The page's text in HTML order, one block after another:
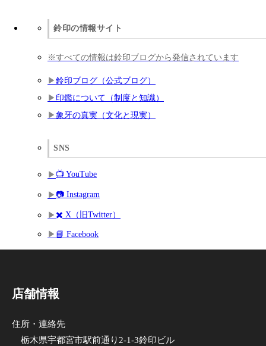
鈴印の情報サイト
※すべての情報は鈴印ブログから発信されています
鈴印ブログ（公式ブログ）
印鑑について（制度と知識）
象牙の真実（文化と現実）
SNS
📺 YouTube
📷 Instagram
✖️ X（旧Twitter）
📘 Facebook
店舗情報
住所・連絡先
栃木県宇都宮市駅前通り2-1-3鈴印ビル